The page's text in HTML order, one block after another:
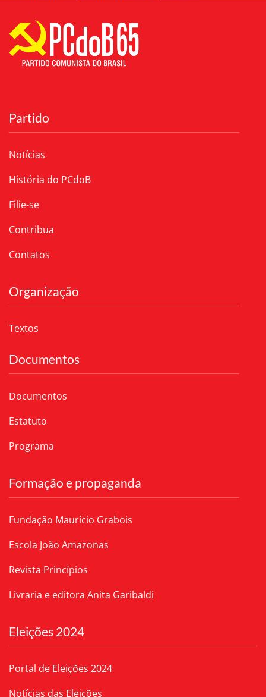
Partido
Notícias
História do PCdoB
Filie-se
Contribua
Contatos
Organização
Textos
Documentos
Documentos
Estatuto
Programa
Formação e propaganda
Fundação Maurício Grabois
Escola João Amazonas
Revista Princípios
Livraria e editora Anita Garibaldi
Eleições 2024
Portal de Eleições 2024
Notícias das Eleições